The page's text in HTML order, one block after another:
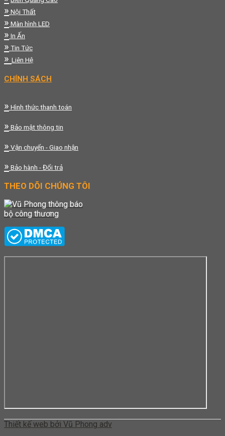
» Nội Thất
» Màn hình LED
» In Ấn
» Tin Tức
» Liên Hệ
CHÍNH SÁCH
» Hình thức thanh toán
» Bảo mật thông tin
» Vận chuyển - Giao nhận
» Bảo hành - Đổi trả
THEO DÕI CHÚNG TÔI
Thiết kế web bởi Vũ Phong adv